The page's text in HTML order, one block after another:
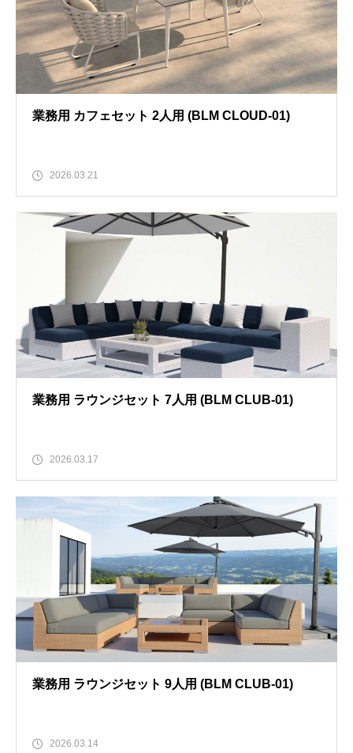
業務用 カフェセット 2人用 (BLM CLOUD-01)
2026.03.21
業務用 ラウンジセット 7人用 (BLM CLUB-01)
2026.03.17
業務用 ラウンジセット 9人用 (BLM CLUB-01)
2026.03.14